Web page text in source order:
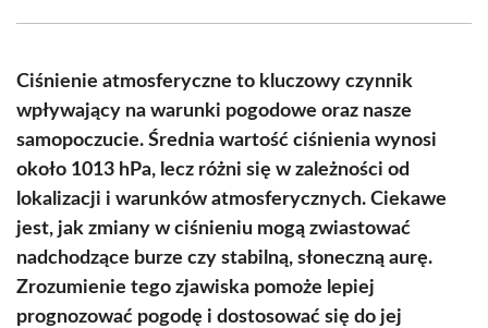
(Twitter)
Ciśnienie atmosferyczne to kluczowy czynnik
wpływający na warunki pogodowe oraz nasze
samopoczucie. Średnia wartość ciśnienia wynosi
około 1013 hPa, lecz różni się w zależności od
lokalizacji i warunków atmosferycznych. Ciekawe
jest, jak zmiany w ciśnieniu mogą zwiastować
nadchodzące burze czy stabilną, słoneczną aurę.
Zrozumienie tego zjawiska pomoże lepiej
prognozować pogodę i dostosować się do jej